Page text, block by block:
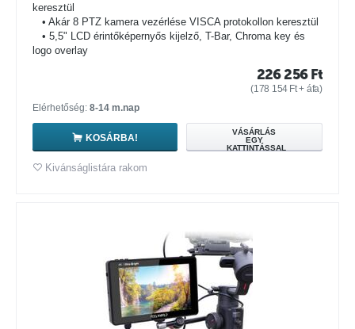
keresztül
• Akár 8 PTZ kamera vezérlése VISCA protokollon keresztül
• 5,5" LCD érintőképernyős kijelző, T-Bar, Chroma key és
logo overlay
226 256 Ft
(178 154 Ft+ áfa)
Elérhetőség: 8-14 m.nap
KOSÁRBA!
VÁSÁRLÁS
EGY
KATTINTÁSSAL
Kivánságlistára rakom